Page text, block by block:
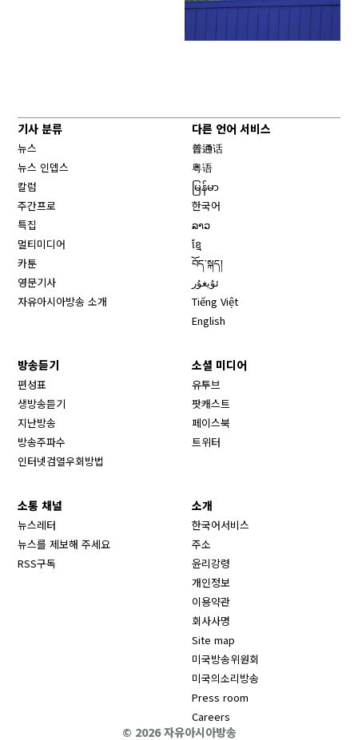
기사 분류
뉴스
뉴스 인뎁스
칼럼
주간프로
특집
멀티미디어
카툰
영문기사
자유아시아방송 소개
다른 언어 서비스
普通话
粤语
မြန်မာ
한국어
ລາວ
ខ្មែ
བོད་སྐད།
ئۇيغۇر
Tiếng Việt
English
방송듣기
편성표
생방송듣기
지난방송
방송주파수
인터넷검열우회방법
소셜 미디어
유투브
팟캐스트
페이스북
트위터
소통 채널
뉴스레터
뉴스를 제보해 주세요
RSS구독
소개
한국어서비스
주소
윤리강령
개인정보
이용약관
회사사명
Site map
미국방송위원회
미국의소리방송
Press room
Careers
© 2026 자유아시아방송